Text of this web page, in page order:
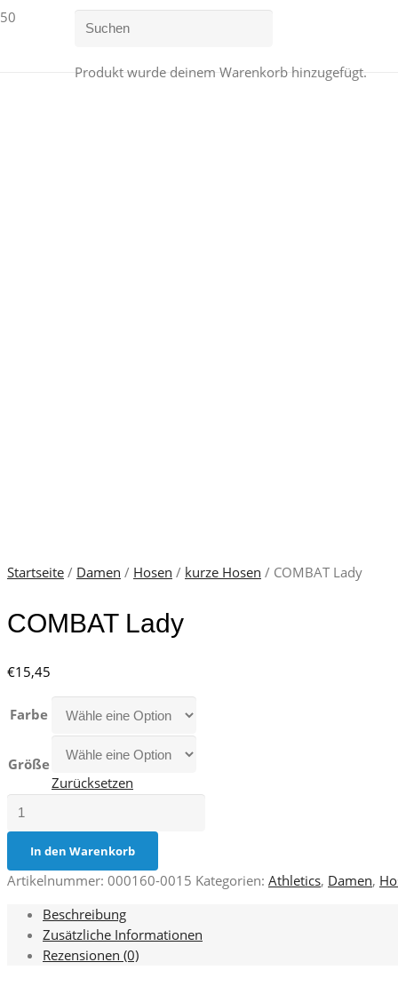
Produkt wurde deinem Warenkorb hinzugefügt.
Startseite / Damen / Hosen / kurze Hosen / COMBAT Lady
COMBAT Lady
€15,45
Farbe
Größe
Zurücksetzen
COMBAT
MengeIn den Warenkorb
Artikelnummer: 000160-0015 Kategorien: Athletics, Damen,
Beschreibung
Zusätzliche Informationen
Rezensionen (0)